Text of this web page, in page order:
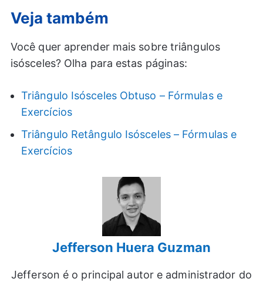
Veja também
Você quer aprender mais sobre triângulos
isósceles? Olha para estas páginas:
Triângulo Isósceles Obtuso – Fórmulas e
Exercícios
Triângulo Retângulo Isósceles – Fórmulas e
Exercícios
Jefferson Huera Guzman
Jefferson é o principal autor e administrador do